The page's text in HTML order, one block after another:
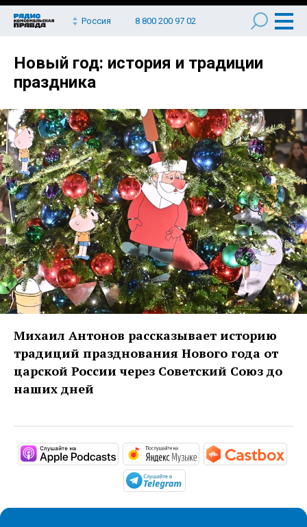
Россия 8 800 200 97 02
Новый год: история и традиции
праздника
Михаил Антонов рассказывает историю
традиций празднования Нового года от
царской России через Советский Союз до
наших дней
https://podcasts.apple.com/ru/
https://